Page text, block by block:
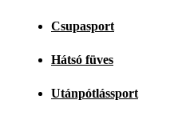
Csupasport
Hátsó füves
Utánpótlássport